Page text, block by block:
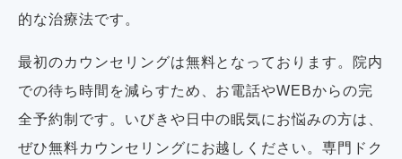
的な治療法です。
最初のカウンセリングは無料となっております。院内
での待ち時間を減らすため、お電話やWEBからの完
全予約制です。いびきや日中の眠気にお悩みの方は、
ぜひ無料カウンセリングにお越しください。専門ドク